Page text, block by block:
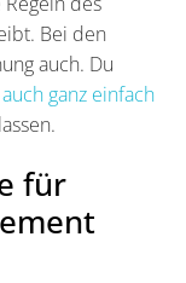
Bei den
auch. Du
ganz einfach
für